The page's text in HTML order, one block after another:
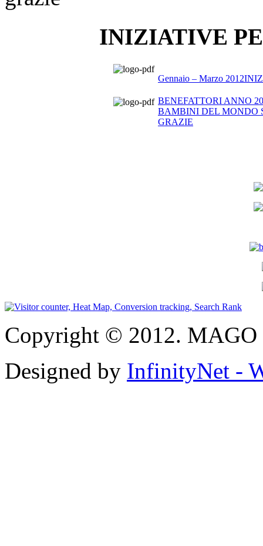
INIZIATIVE
Gennaio – Marzo
BENEFATTORI ANNO
BAMBINI DEL MONDO
GRAZIE
Copyright © 2012. MAGO
Designed by InfinityNet -